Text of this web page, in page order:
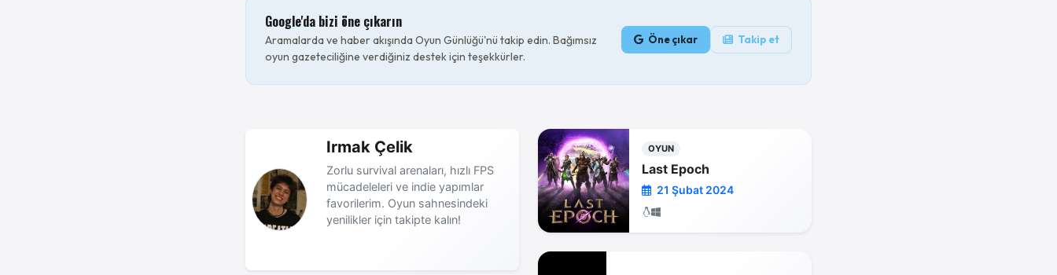
Google'da bizi öne çıkarın
Aramalarda ve haber akışında Oyun Günlüğü'nü takip edin. Bağımsız
oyun gazeteciliğine verdiğiniz destek için teşekkürler.
Öne çıkar Takip et
Irmak Çelik
Zorlu survival arenaları, hızlı FPS
mücadeleleri ve indie yapımlar
favorilerim. Oyun sahnesindeki
yenilikler için takipte kalın!
OYUN
Last Epoch
21 Şubat 2024